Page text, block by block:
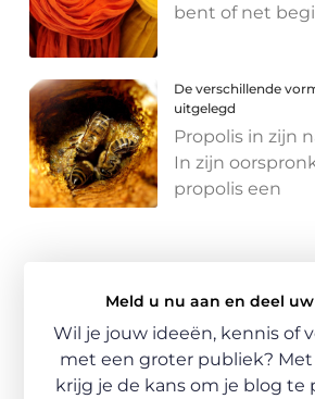
bent of net
De verschillende
uitgelegd
Propolis in zijn
In zijn
propolis een
Meld u nu aan en deel
Wil je jouw ideeën, kennis of
met een groter publiek?
krijg je de kans om je blog te